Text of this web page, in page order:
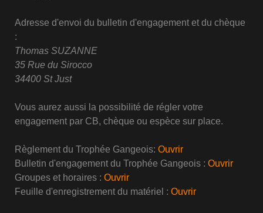
Adresse d'envoi du bulletin d'engagement et du chèque
:
Thomas SUZANNE
35 Rue du Sirocco
34400 St Just
Vous aurez aussi la possibilité de régler votre
engagement par CB, chèque ou espèce sur place.
Règlement du Trophée Gangeois: Ouvrir
Bulletin d'engagement du Trophée Gangeois : Ouvrir
Groupes et horaires : Ouvrir
Feuille d'enregistrement du matériel : Ouvrir